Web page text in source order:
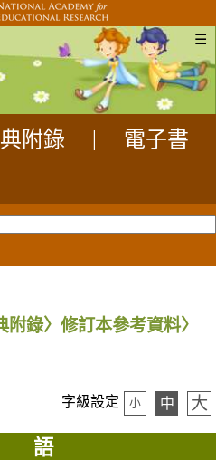
☰
附錄
電子書
錄〉修訂本參考資料〉
字級設定 小 中 大
語